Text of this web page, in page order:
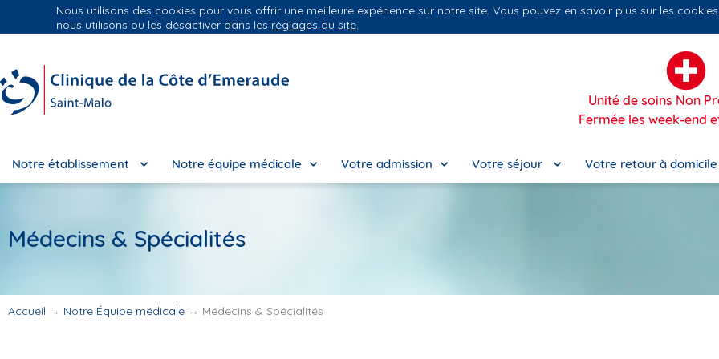
Groupe Vivalto Santé Entre nous, la vie
Unité de soins Non
Fermée les week-end
Notre établissement Notre équipe médicale Votre admission Votre séjour Votre retour à domicile
Médecins & Spécialités
Accueil → Notre Équipe médicale → Médecins & Spécialités
Nous utilisons des cookies pour vous offrir une meilleure expérience sur notre site. Vous pouvez en savoir plus sur les
nous utilisons ou les désactiver dans les réglages du site.